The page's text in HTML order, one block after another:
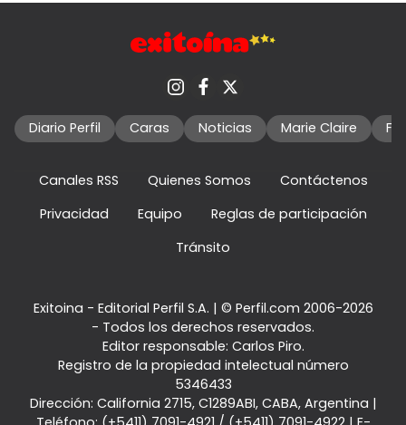
Diario Perfil Caras Noticias Marie Claire
Canales RSS Quienes Somos
Contáctenos
Privacidad
Equipo
Reglas de participación
Tránsito
Exitoina - Editorial Perfil S.A. | © Perfil.com 2006-2026
- Todos los derechos reservados.
Editor responsable: Carlos Piro.
Registro de la propiedad intelectual número
5346433
Dirección: California 2715, C1289ABI, CABA, Argentina |